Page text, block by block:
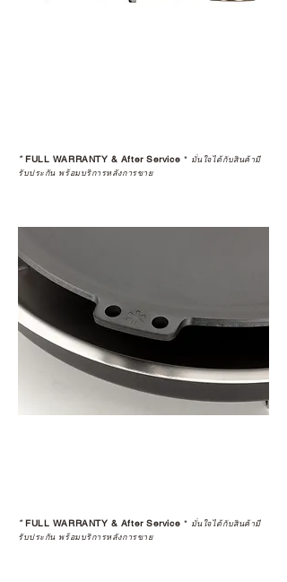
*FULL WARRANTY & After Service * มั่นใจได้กับสินค้ามี
รับประกัน พร้อมบริการหลังการขาย
*FULL WARRANTY & After Service * มั่นใจได้กับสินค้ามี
รับประกัน พร้อมบริการหลังการขาย